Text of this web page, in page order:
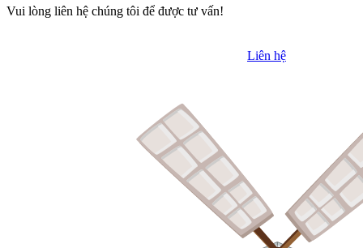
Vui lòng liên hệ chúng tôi để được tư vấn!
Liên hệ